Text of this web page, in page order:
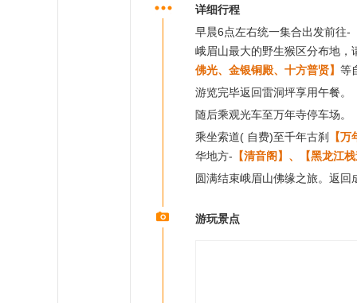
详细行程
早晨6点左右统一集合出发前往-
峨眉山最大的野生猴区分布地
佛光、金银铜殿、十方普贤】 等
游览完毕返回雷洞坪享用午餐。
随后乘观光车至万年寺停车场。
乘坐索道( 自费)至千年古刹
【
华地方- 【清音阁】、【黑龙江
圆满结束峨眉山佛缘之旅。返回
游玩景点